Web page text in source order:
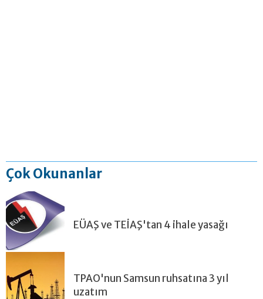
Çok Okunanlar
EÜAŞ ve TEİAŞ'tan 4 ihale yasağı
TPAO'nun Samsun ruhsatına 3 yıl
uzatım